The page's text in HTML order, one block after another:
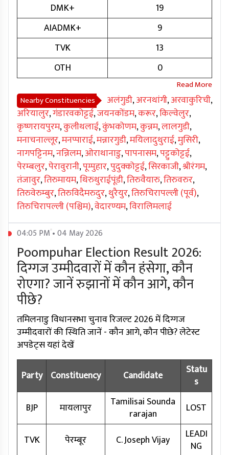
DMK+
19
AIADMK+
9
TVK
13
OTH
0
Nearby Constituencies अलंगुडी,अरनथांगी,अरवाकुरिची,
अरियालुर,गंडारवकोट्टई,जयनकोंडम,करूर,किल्वेलुर,
कृष्णरायपुरम,कुलीथलाई,कुंभकोणम,कुन्नम,लालगुडी,
मनाचनाल्लूर,मनप्पाराई,मन्नारगुडी,मयिलादुथुराई,मुसिरी,
नागपट्टिनम,नन्निलम,ओराथानाडु,पापनासम,पट्टुकोट्टई,
पेरम्बलुर,पेरावुरानी,पूम्पुहार,पुदुक्कोट्टई,सिरकाजी,श्रीरंगम,
तंजावुर,तिरुमायम,थिरुथुराईपूंडी,तिरुवैयारु,तिरुवरुर,
तिरुवेरुम्बुर,तिरुविदैमरुदुर,थुरैयुर,तिरुचिरापल्ली (पूर्व),
तिरुचिरापल्ली (पश्चिम),वेदारण्यम,विरालिमलाई
04:05 PM • 04 May 2026
Poompuhar Election Result 2026:
दिग्गज उम्मीदवारों में कौन हंसेगा, कौन
रोएगा? जानें रुझानों में कौन आगे, कौन
पीछे?
तमिलनाडु विधानसभा चुनाव रिजल्ट 2026 में दिग्गज
उम्मीदवारों की स्थिति जानें - कौन आगे, कौन पीछे? लेटेस्ट
अपडेट्स यहां देखें
Party Constituency Candidate
Statu
s
BJP
मायलापुर
Tamilisai Sounda
rarajan
LOST
TVK पेरम्बूर C. Joseph Vijay
LEADI
NG